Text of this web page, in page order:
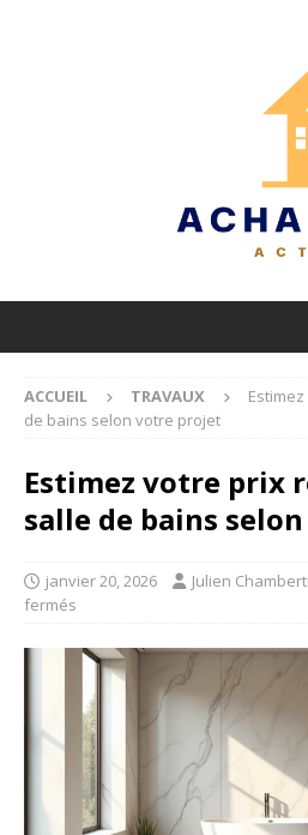
ACCUEIL TRAVAUX
de bains selon votre projet
Estimez votre prix
salle de bains
janvier 20, 2026 Julien
fermés